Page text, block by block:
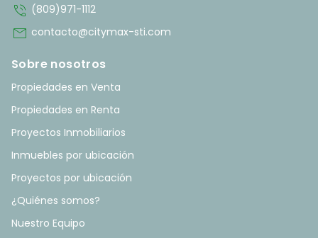
phone_in_talk (809)971-1112
mail contacto@citymax-sti.com
Sobre nosotros
Propiedades en Venta
Propiedades en Renta
Proyectos Inmobiliarios
Inmuebles por ubicación
Proyectos por ubicación
¿Quiénes somos?
Nuestro Equipo